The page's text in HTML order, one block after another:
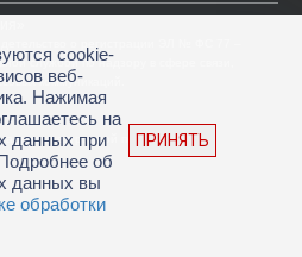
службой по надзору в сфере связи,
коммуникаций.
электронной почты:
cookie-
веб-
Нажимая
на
данных при
об
данных вы
обработки
ПРИНЯТЬ